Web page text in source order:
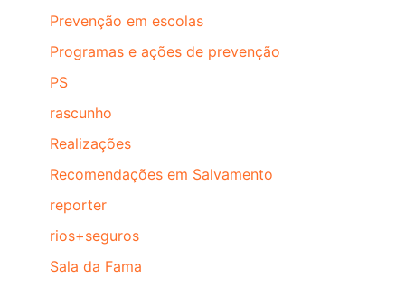
Prevenção em escolas
Programas e ações de prevenção
PS
rascunho
Realizações
Recomendações em Salvamento
reporter
rios+seguros
Sala da Fama